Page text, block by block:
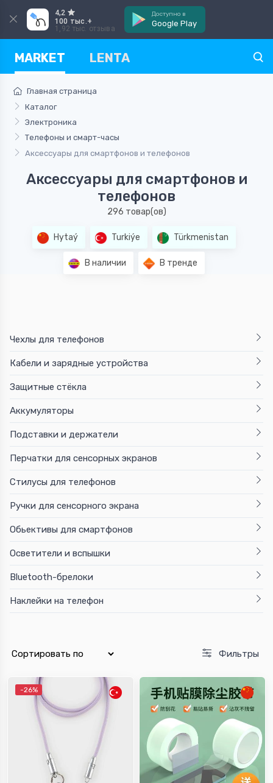
4,2
100 тыс.+
1,92 тыс. отзыва
Доступно в
Google Play
MARKET LENTA
Главная страница
Каталог
Электроника
Телефоны и смарт-часы
Аксессуары для смартфонов и телефонов
Аксессуары для смартфонов и
телефонов
296 товар(ов)
Hytaý Turkiýe Türkmenistan
В наличии В тренде
Чехлы для телефонов
Кабели и зарядные устройства
Защитные стёкла
Аккумуляторы
Подставки и держатели
Перчатки для сенсорных экранов
Стилусы для телефонов
Ручки для сенсорного экрана
Обьективы для смартфонов
Осветители и вспышки
Bluetooth-брелоки
Наклейки на телефон
Фильтры
-26%